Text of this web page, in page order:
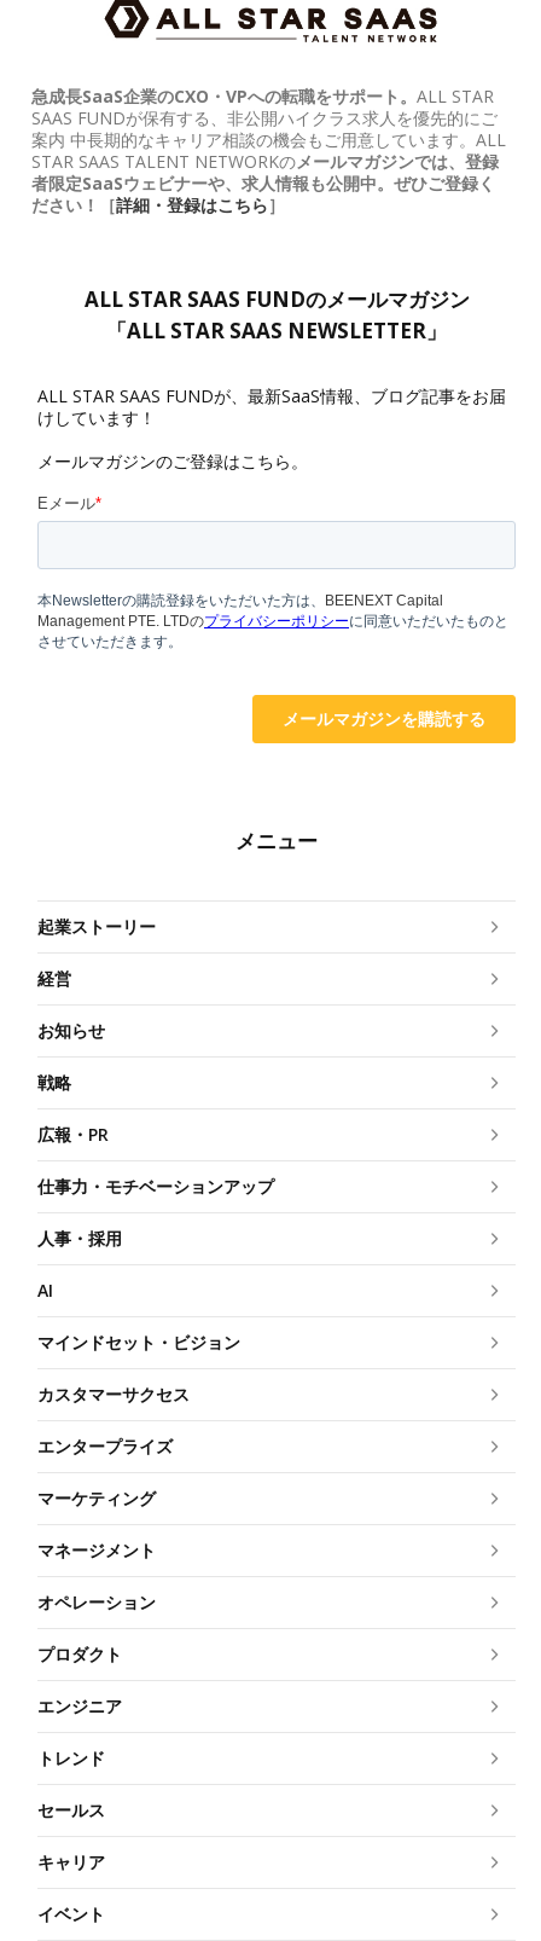
急成長SaaS企業のCXO・VPへの転職をサポート。 ALL STAR
SAAS FUNDが保有する、非公開ハイクラス求人を優先的にご
案内 中長期的なキャリア相談の機会もご用意しています。ALL
STAR SAAS TALENT NETWORKのメールマガジンでは、登録
者限定SaaSウェビナーや、求人情報も公開中。ぜひご登録く
ださい！［詳細・登録はこちら］
ALL STAR SAAS FUNDのメールマガジン
「ALL STAR SAAS NEWSLETTER」
ALL STAR SAAS FUNDが、最新SaaS情報、ブログ記事をお届
けしています！
メールマガジンのご登録はこちら。
メニュー
起業ストーリー
経営
お知らせ
戦略
広報・PR
仕事力・モチベーションアップ
人事・採用
AI
マインドセット・ビジョン
カスタマーサクセス
エンタープライズ
マーケティング
マネージメント
オペレーション
プロダクト
エンジニア
トレンド
セールス
キャリア
イベント